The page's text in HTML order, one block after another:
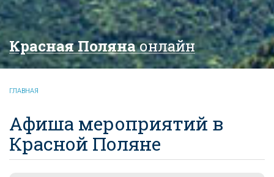
Красная Полянаонлайн
ГЛАВНАЯ
Афиша мероприятий в
Красной Поляне